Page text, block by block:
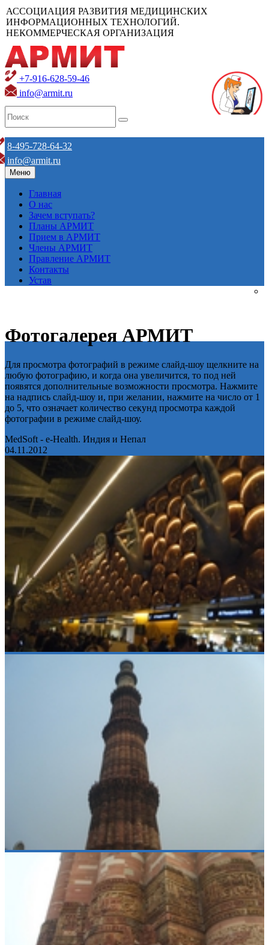
АССОЦИАЦИЯ РАЗВИТИЯ МЕДИЦИНСКИХ
ИНФОРМАЦИОННЫХ ТЕХНОЛОГИЙ.
НЕКОММЕРЧЕСКАЯ ОРГАНИЗАЦИЯ
+7-916-628-59-46
info@armit.ru
8-495-728-64-32
info@armit.ru
Меню
Главная
О нас
Зачем вступать?
Планы АРМИТ
Прием в АРМИТ
Члены АРМИТ
Правление АРМИТ
Контакты
Устав
Фотогалерея АРМИТ
Для просмотра фотографий в режиме слайд-шоу щелкните на
любую фотографию, и когда она увеличится, то под ней
появятся дополнительные возможности просмотра. Нажмите
на надпись слайд-шоу и, при желании, нажмите на число от 1
до 5, что означает количество секунд просмотра каждой
фотографии в режиме слайд-шоу.
MedSoft - e-Health. Индия и Непал
04.11.2012